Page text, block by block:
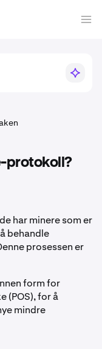
protokoll?
har minere som er
behandle
prosessen er
form for
(POS), for å
mindre